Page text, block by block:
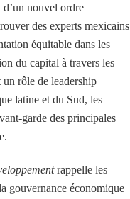
d’un nouvel ordre
des experts mexicains
équitable dans les
du capital à travers les
rôle de leadership
latine et du Sud, les
garde des principales
rappelle les
gouvernance économique